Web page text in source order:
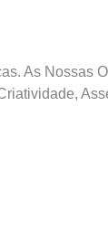
As Nossas